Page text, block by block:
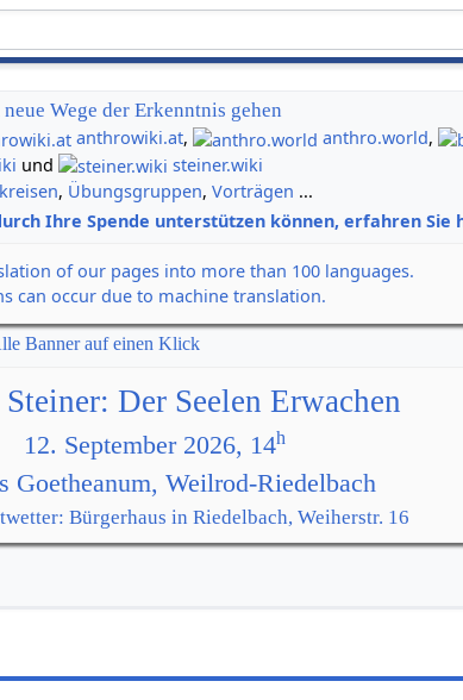
neue Wege der Erkenntnis gehen
anthrowiki.at, anthro.world,
und
steiner.wiki
, Übungsgruppen,Vorträgen ...
Ihre Spende unterstützen können, erfahren Sie
of our pages into more than 100 languages.
can occur due to machine translation.
Banner auf einen Klick
Der Seelen Erwachen
12. September 2026, 14h
Goetheanum, Weilrod-Riedelbach
Bürgerhaus in Riedelbach, Weiherstr. 16